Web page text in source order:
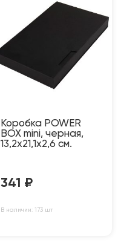
Коробка POWER
BOX mini, черная,
13,2х21,1х2,6 см.
341 ₽
В наличии: 173 шт